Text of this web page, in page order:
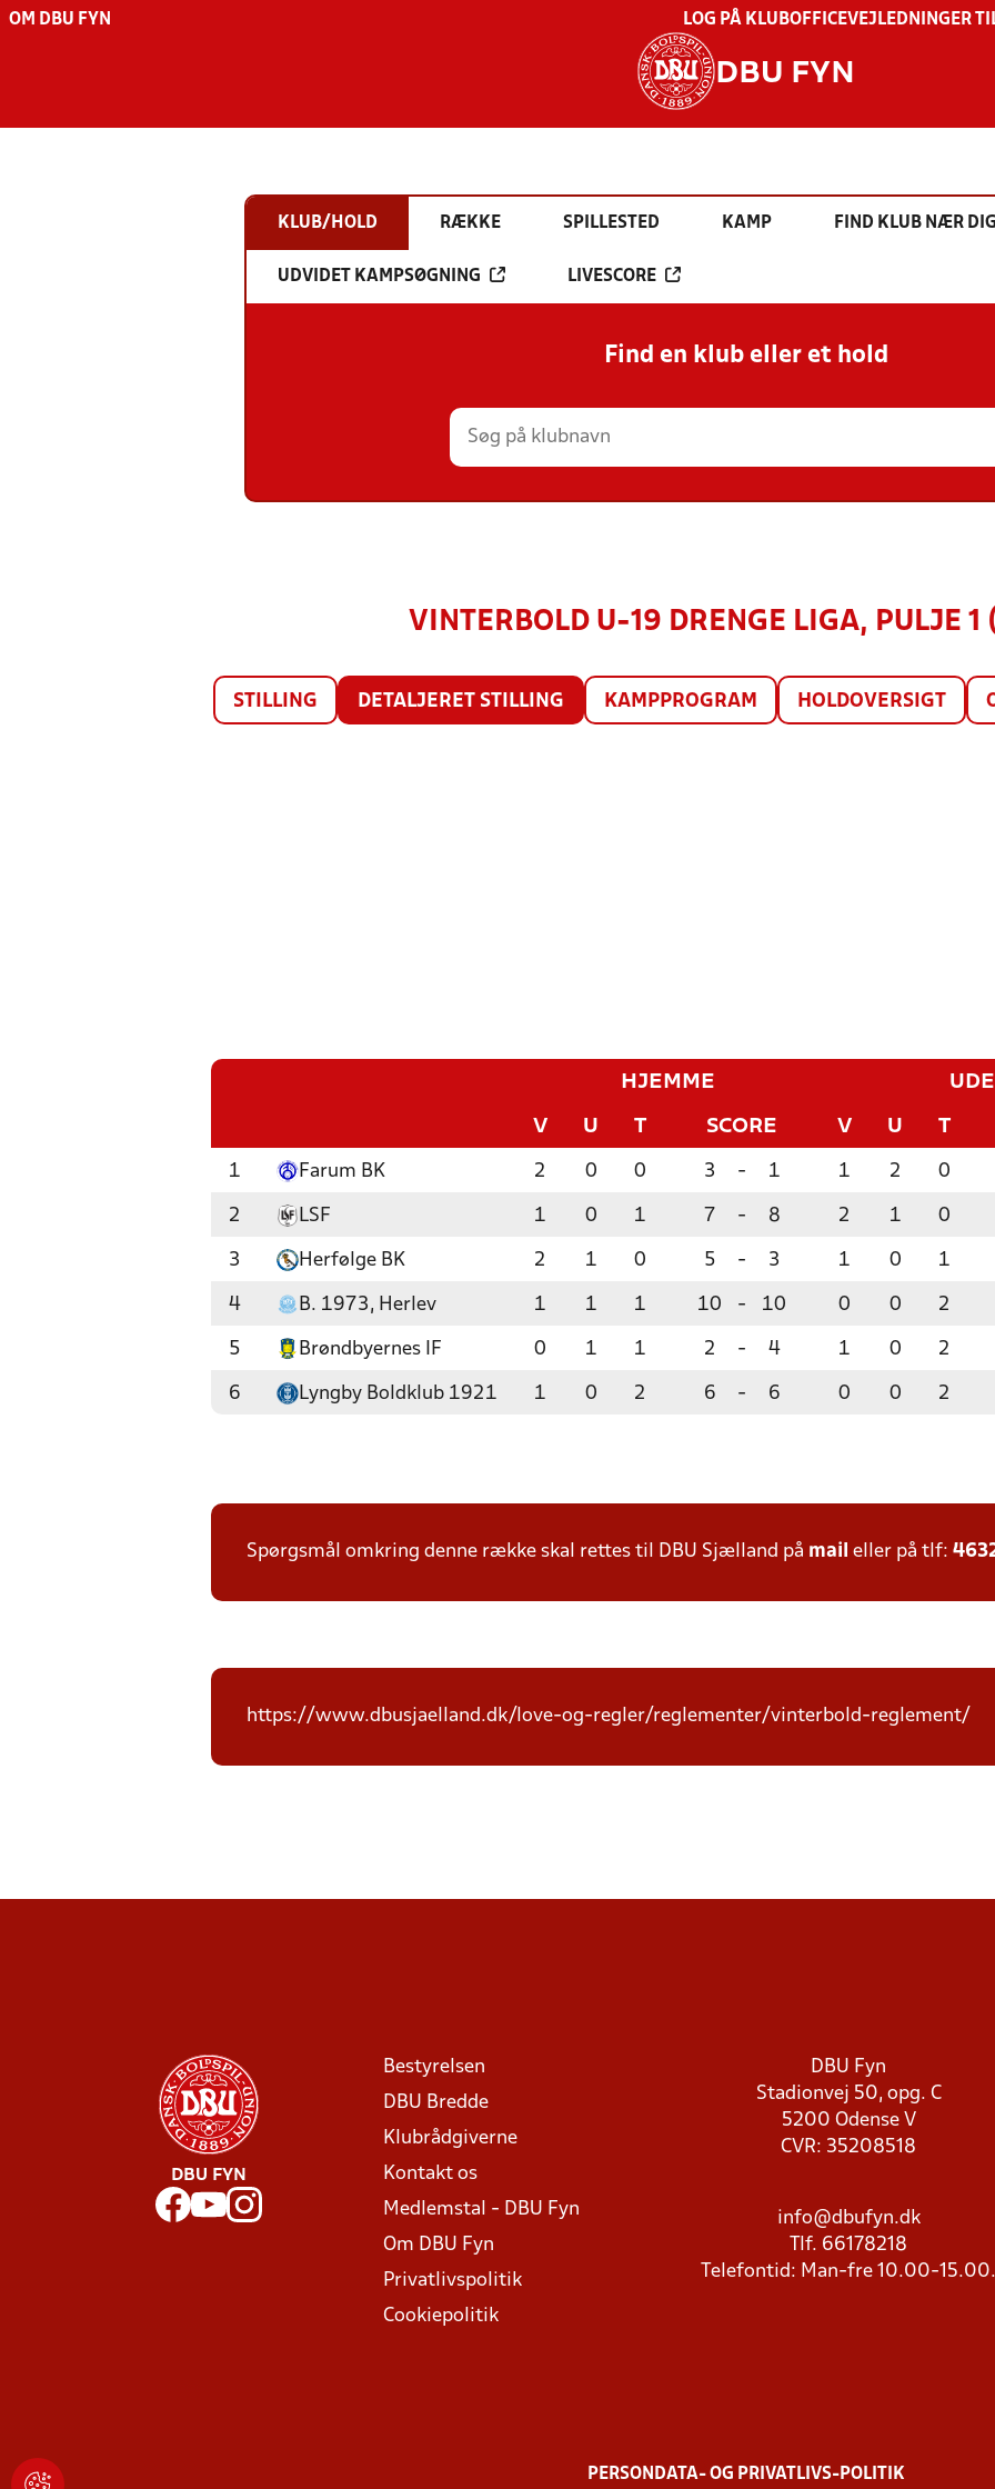
OM DBU FYN LOG PÅ KLUBOFFICEVEJLEDNINGER
DBU FYN
KLUB/HOLD RÆKKE SPILLESTED KAMP FIND KLUB NÆR DIG
UDVIDET KAMPSØGNING LIVESCORE
Find en klub eller et hold
VINTERBOLD U-19 DRENGE LIGA, PULJE
STILLING DETALJERET STILLING KAMPPROGRAM HOLDOVERSIGT
HJEMME UDE
V U T SCORE V U T
1 Farum BK 2 0 0 3 - 1 1 2 0
2 LSF 1 0 1 7 - 8 2 1 0
3 Herfølge BK 2 1 0 5 - 3 1 0 1
4 B. 1973, Herlev 1 1 1 10 - 10 0 0 2
5 Brøndbyernes IF 0 1 1 2 - 4 1 0 2
6 Lyngby Boldklub 1921 1 0 2 6 - 6 0 0 2
Spørgsmål omkring denne række skal rettes til DBU Sjælland på mail eller på tlf:
https://www.dbusjaelland.dk/love-og-regler/reglementer/vinterbold-reglement/
DBU FYN
Bestyrelsen
DBU Bredde
Klubrådgiverne
Kontakt os
Medlemstal - DBU Fyn
Om DBU Fyn
Privatlivspolitik
Cookiepolitik
DBU Fyn
Stadionvej 50, opg. C
5200 Odense V
CVR: 35208518
info@dbufyn.dk
Tlf. 66178218
Telefontid: Man-fre 10.00-15.00.
PERSONDATA- OG PRIVATLIVS-POLITIK